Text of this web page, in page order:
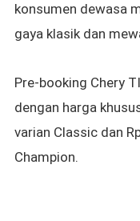
konsumen dewasa
gaya klasik dan
Pre-booking Chery
dengan harga
varian Classic dan
Champion.